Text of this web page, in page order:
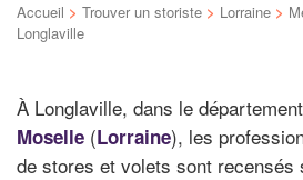
Accueil > Trouver un storiste > Lorraine >
Longlaville
À Longlaville, dans le
Moselle (Lorraine), les
de stores et volets sont recensés